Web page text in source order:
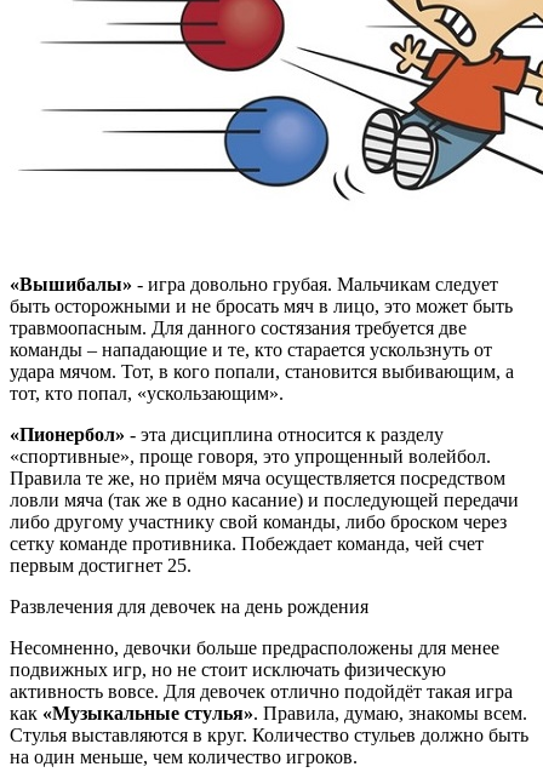
«Вышибалы» - игра довольно грубая. Мальчикам следует
быть осторожными и не бросать мяч в лицо, это может быть
травмоопасным. Для данного состязания требуется две
команды – нападающие и те, кто старается ускользнуть от
удара мячом. Тот, в кого попали, становится выбивающим, а
тот, кто попал, «ускользающим».
«Пионербол» - эта дисциплина относится к разделу
«спортивные», проще говоря, это упрощенный волейбол.
Правила те же, но приём мяча осуществляется посредством
ловли мяча (так же в одно касание) и последующей передачи
либо другому участнику свой команды, либо броском через
сетку команде противника. Побеждает команда, чей счет
первым достигнет 25.
Развлечения для девочек на день рождения
Несомненно, девочки больше предрасположены для менее
подвижных игр, но не стоит исключать физическую
активность вовсе. Для девочек отлично подойдёт такая игра
как «Музыкальные стулья». Правила, думаю, знакомы всем.
Стулья выставляются в круг. Количество стульев должно быть
на один меньше, чем количество игроков.